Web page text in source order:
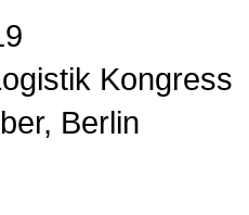
Kongress
Berlin